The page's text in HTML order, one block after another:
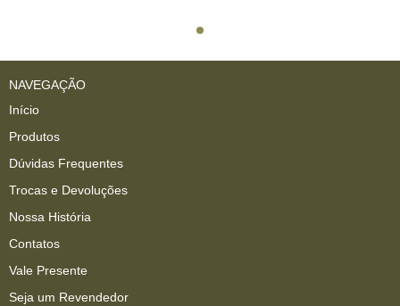
NAVEGAÇÃO
Início
Produtos
Dúvidas Frequentes
Trocas e Devoluções
Nossa História
Contatos
Vale Presente
Seja um Revendedor